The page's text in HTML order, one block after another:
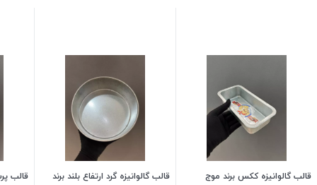
قالب گالوانیزه ککس برند موج
قالب گالوانیزه گرد ارتفاع بلند برند
قالب